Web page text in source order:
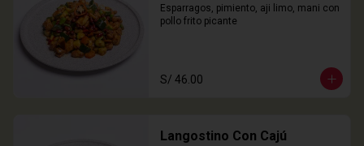
Esparragos, pimiento, aji limo, mani con
pollo frito picante
S/ 46.00
Langostino Con Cajú